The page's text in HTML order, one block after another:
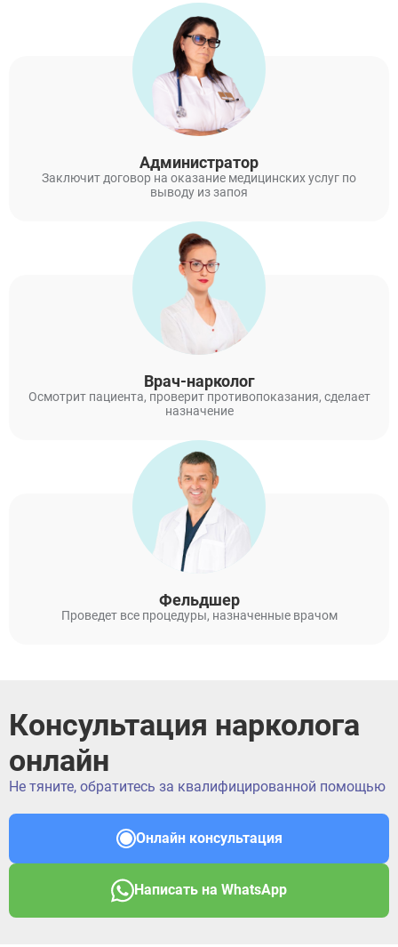
Администратор
Заключит договор на оказание медицинских услуг по
выводу из запоя
Врач-нарколог
Осмотрит пациента, проверит противопоказания, сделает
назначение
Фельдшер
Проведет все процедуры, назначенные врачом
Консультация нарколога
онлайн
Не тяните, обратитесь за квалифицированной помощью
Онлайн консультация
Написать на WhatsApp